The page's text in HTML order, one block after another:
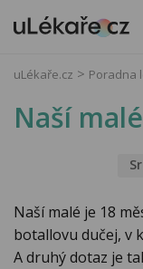
uLékaře.cz Poradna
Naší
Naší malé je 18
botallovu dučej, v
A druhý dotaz je